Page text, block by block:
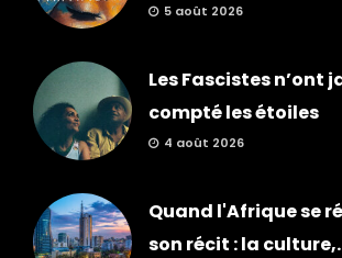
5 août 2026
Les Fascistes n’ont
compté les étoiles
4 août 2026
Quand l'Afrique se
son récit : la